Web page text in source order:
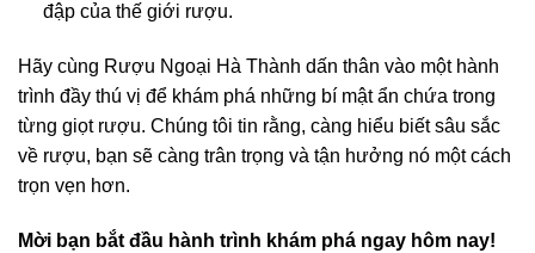
đập của thế giới rượu.
Hãy cùng Rượu Ngoại Hà Thành dấn thân vào một hành
trình đầy thú vị để khám phá những bí mật ẩn chứa trong
từng giọt rượu. Chúng tôi tin rằng, càng hiểu biết sâu sắc
về rượu, bạn sẽ càng trân trọng và tận hưởng nó một cách
trọn vẹn hơn.
Mời bạn bắt đầu hành trình khám phá ngay hôm nay!